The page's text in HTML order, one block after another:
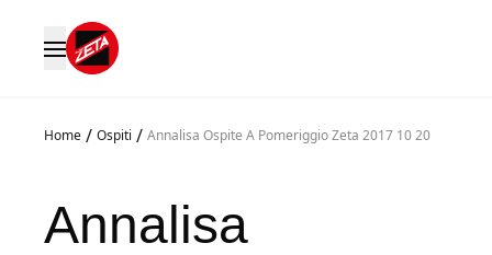
Home / Ospiti / Annalisa Ospite A Pomeriggio Zeta 2017 10 20
Annalisa